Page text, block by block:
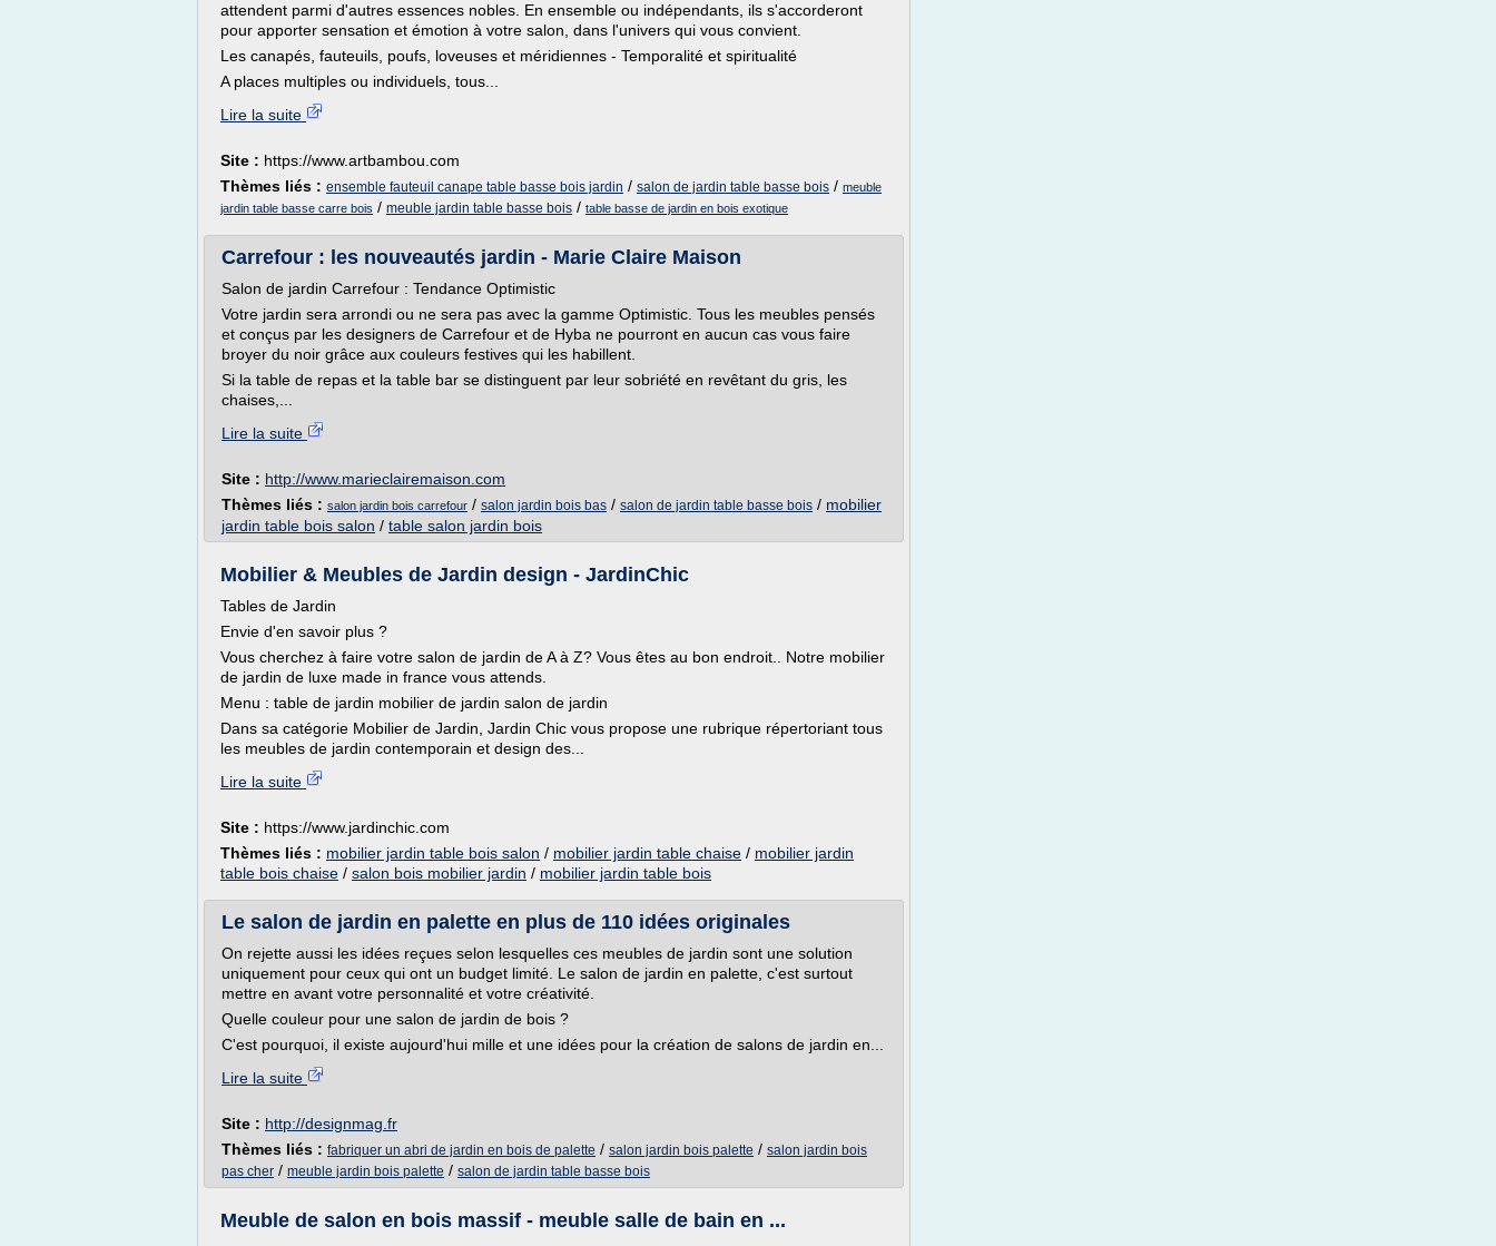
attendent parmi d'autres essences nobles. En ensemble ou indépendants, ils s'accorderont
pour apporter sensation et émotion à votre salon, dans l'univers qui vous convient.
Les canapés, fauteuils, poufs, loveuses et méridiennes - Temporalité et spiritualité
A places multiples ou individuels, tous...
Lire la suite
Site : https://www.artbambou.com
Thèmes liés : ensemble fauteuil canape table basse bois jardin / salon de jardin table basse bois / meuble
jardin table basse carre bois / meuble jardin table basse bois / table basse de jardin en bois exotique
Carrefour : les nouveautés jardin - Marie Claire Maison
Salon de jardin Carrefour : Tendance Optimistic
Votre jardin sera arrondi ou ne sera pas avec la gamme Optimistic. Tous les meubles pensés
et conçus par les designers de Carrefour et de Hyba ne pourront en aucun cas vous faire
broyer du noir grâce aux couleurs festives qui les habillent.
Si la table de repas et la table bar se distinguent par leur sobriété en revêtant du gris, les
chaises,...
Lire la suite
Site : http://www.marieclairemaison.com
Thèmes liés : salon jardin bois carrefour / salon jardin bois bas / salon de jardin table basse bois / mobilier
jardin table bois salon / table salon jardin bois
Mobilier & Meubles de Jardin design - JardinChic
Tables de Jardin
Envie d'en savoir plus ?
Vous cherchez à faire votre salon de jardin de A à Z? Vous êtes au bon endroit.. Notre mobilier
de jardin de luxe made in france vous attends.
Menu : table de jardin mobilier de jardin salon de jardin
Dans sa catégorie Mobilier de Jardin, Jardin Chic vous propose une rubrique répertoriant tous
les meubles de jardin contemporain et design des...
Lire la suite
Site : https://www.jardinchic.com
Thèmes liés : mobilier jardin table bois salon / mobilier jardin table chaise / mobilier jardin
table bois chaise / salon bois mobilier jardin / mobilier jardin table bois
Le salon de jardin en palette en plus de 110 idées originales
On rejette aussi les idées reçues selon lesquelles ces meubles de jardin sont une solution
uniquement pour ceux qui ont un budget limité. Le salon de jardin en palette, c'est surtout
mettre en avant votre personnalité et votre créativité.
Quelle couleur pour une salon de jardin de bois ?
C'est pourquoi, il existe aujourd'hui mille et une idées pour la création de salons de jardin en...
Lire la suite
Site : http://designmag.fr
Thèmes liés : fabriquer un abri de jardin en bois de palette / salon jardin bois palette / salon jardin bois
pas cher / meuble jardin bois palette / salon de jardin table basse bois
Meuble de salon en bois massif - meuble salle de bain en ...